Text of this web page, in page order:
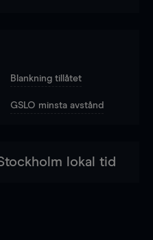
Blankning tillåtet
GSLO minsta avstånd
lokal tid